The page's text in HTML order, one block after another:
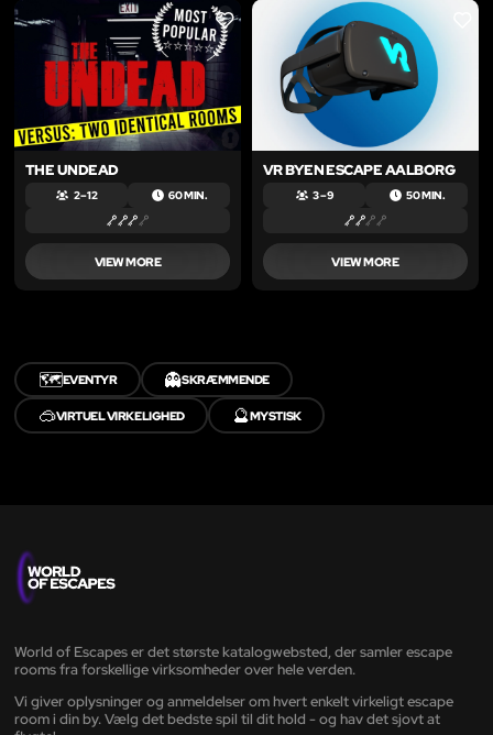
LIKE
THE UNDEAD
2 – 12 60 MIN.
VIEW MORE
VR BYEN ESCAPE AALBORG
3 – 9 50 MIN.
VIEW MORE
🗺️EVENTYR 👻SKRÆMMENDE
🥽VIRTUEL VIRKELIGHED 🔮MYSTISK
World of Escapes er det største katalogwebsted, der samler escape
rooms fra forskellige virksomheder over hele verden.
Vi giver oplysninger og anmeldelser om hvert enkelt virkeligt escape
room i din by. Vælg det bedste spil til dit hold - og hav det sjovt at